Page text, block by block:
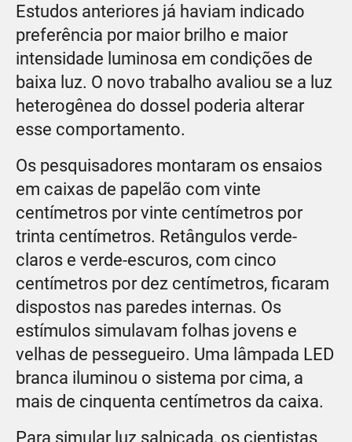
Estudos anteriores já haviam indicado
preferência por maior brilho e maior
intensidade luminosa em condições de
baixa luz. O novo trabalho avaliou se a luz
heterogênea do dossel poderia alterar
esse comportamento.
Os pesquisadores montaram os ensaios
em caixas de papelão com vinte
centímetros por vinte centímetros por
trinta centímetros. Retângulos verde-
claros e verde-escuros, com cinco
centímetros por dez centímetros, ficaram
dispostos nas paredes internas. Os
estímulos simulavam folhas jovens e
velhas de pessegueiro. Uma lâmpada LED
branca iluminou o sistema por cima, a
mais de cinquenta centímetros da caixa.
Para simular luz salpicada, os cientistas